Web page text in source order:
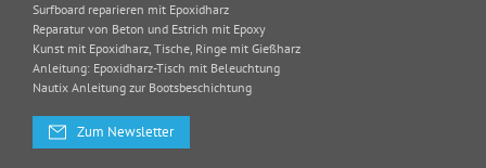
Surfboard reparieren mit Epoxidharz
Reparatur von Beton und Estrich mit Epoxy
Kunst mit Epoxidharz, Tische, Ringe mit Gießharz
Anleitung: Epoxidharz-Tisch mit Beleuchtung
Nautix Anleitung zur Bootsbeschichtung
Zum Newsletter